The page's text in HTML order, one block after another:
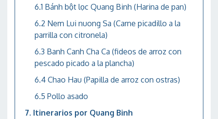
Bánh bột lọc Quang Binh (Harina de pan)
Nem Lui nuong Sa (Carne picadillo a la
parrilla con citronela)
Banh Canh Cha Ca (fideos de arroz con
pescado picado a la plancha)
Chao Hau (Papilla de arroz con ostras)
Pollo asado
Itinerarios por Quang Binh